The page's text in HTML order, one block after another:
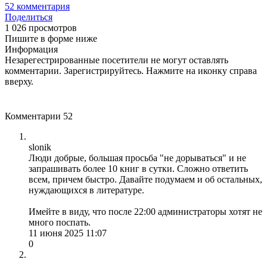
52 комментария
Поделиться
1 026 просмотров
Пишите в форме ниже
Информация
Незарегестрированные посетители не могут оставлять
комментарии. Зарегистрируйтесь. Нажмите на иконку справа
вверху.
Комментарии 52
slonik
Люди добрые, большая просьба "не дорываться" и не
запрашивать более 10 книг в сутки. Сложно ответить
всем, причем быстро. Давайте подумаем и об остальных,
нуждающихся в литературе.
Имейте в виду, что после 22:00 администраторы хотят не
много поспать.
11 июня 2025 11:07
0